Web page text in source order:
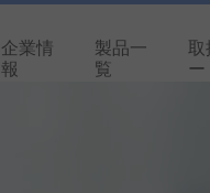
企業情
報
製品一
覧
取
ー